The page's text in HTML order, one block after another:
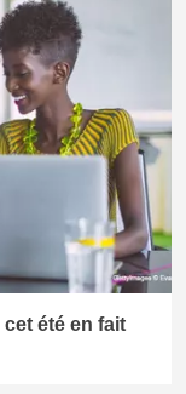
cet été en fait